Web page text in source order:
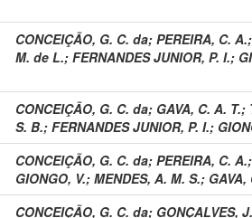
CONCEIÇÃO, G. C. da; PEREIRA, C. A.;
M. de L.; FERNANDES JUNIOR, P. I.;
CONCEIÇÃO, G. C. da; GAVA, C. A. T.;
S. B.; FERNANDES JUNIOR, P. I.;
CONCEIÇÃO, G. C. da; PEREIRA, C. A.;
GIONGO, V.; MENDES, A. M. S.; GAVA,
CONCEIÇÃO, G. C. da; GONÇALVES,